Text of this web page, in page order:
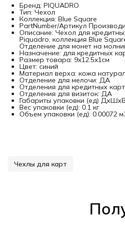
Бренд: PIQUADRO
Тип: Чехол
Коллекция: Blue Square
PartNumber/Артикул
Описание: Чехол для
Piquadro, коллекция Blue
Отделение для монет на
Назначение: для кредитных
Размер товара: 9x12.5x1см
Цвет: синий
Материал верха: кожа
Отделение для мелочи: ДА
Отделения для кредитных
Отделения для визиток: ДА
Габариты упаковки (ед)
Вес упаковки (ед): 0.1 кг
Объем упаковки (ед): 0.00072
Чехлы для карт